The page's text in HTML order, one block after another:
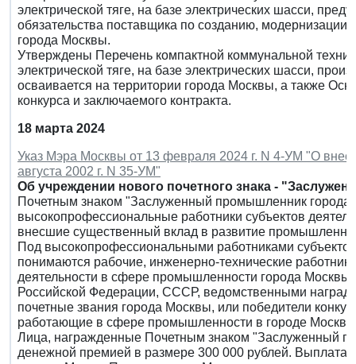
электрической тяге, на базе электрических шасси,
обязательства поставщика по созданию,
города Москвы.
Утверждены Перечень компактной коммунальной
электрической тяге, на базе электрических шасси,
осваивается на территории города Москвы, а также
конкурса и заключаемого контракта.
18 марта 2024
Указ Мэра Москвы от 13 февраля 2024 г. N 4-УМ "О
августа 2002 г. N 35-УМ"
Об учреждении нового почетного знака -
Почетным знаком "Заслуженный промышленник города
высокопрофессиональные работники субъектов
внесшие существенный вклад в развитие
Под высокопрофессиональными работниками
понимаются рабочие, инженерно-технические
деятельности в сфере промышленности города
Российской Федерации, СССР, ведомственными
почетные звания города Москвы, или победители
работающие в сфере промышленности в городе Москве.
Лица, награжденные Почетным знаком "Заслуженный
денежной премией в размере 300 000 рублей. Выплата